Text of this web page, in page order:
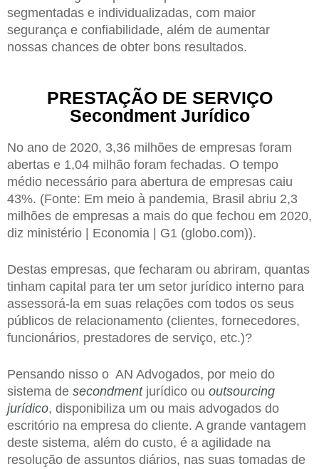
segmentadas e individualizadas, com maior
segurança e confiabilidade, além de aumentar
nossas chances de obter bons resultados.
PRESTAÇÃO DE SERVIÇO
Secondment Jurídico
No ano de 2020, 3,36 milhões de empresas foram
abertas e 1,04 milhão foram fechadas. O tempo
médio necessário para abertura de empresas caiu
43%. (Fonte: Em meio à pandemia, Brasil abriu 2,3
milhões de empresas a mais do que fechou em 2020,
diz ministério | Economia | G1 (globo.com)).
Destas empresas, que fecharam ou abriram, quantas
tinham capital para ter um setor jurídico interno para
assessorá-la em suas relações com todos os seus
públicos de relacionamento (clientes, fornecedores,
funcionários, prestadores de serviço, etc.)?
Pensando nisso o AN Advogados, por meio do
sistema de secondmentjurídico ou outsourcing
jurídico, disponibiliza um ou mais advogados do
escritório na empresa do cliente. A grande vantagem
deste sistema, além do custo, é a agilidade na
resolução de assuntos diários, nas suas tomadas de